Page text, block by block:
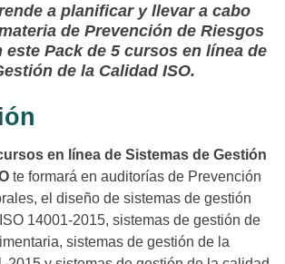
a planificar y llevar a cabo
de Prevención de Riesgos
este Pack de 5 cursos en línea de
de la Calidad ISO.
en línea de Sistemas de Gestión
te formará en auditorías de Prevención
el diseño de sistemas de gestión
14001-2015, sistemas de gestión de
sistemas de gestión de la